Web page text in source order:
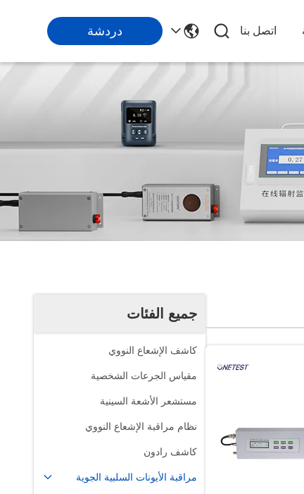
اتصل بنا دردشة
جميع الفئات
كاشف الإشعاع النووي
مقياس الجرعات الشخصية
مستشعر الأشعة السينية
نظام مراقبة الإشعاع النووي
كاشف رادون
مراقبة الأيونات السلبية الجوية